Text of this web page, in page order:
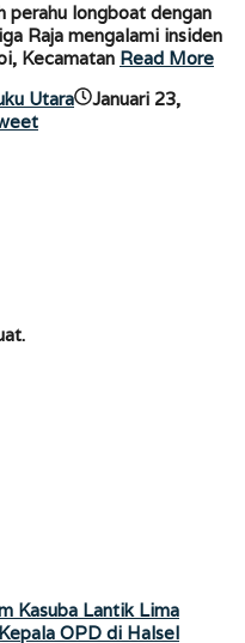
perahu longboat dengan
Raja mengalami insiden
Kecamatan Read More
Utara
Januari 23,
Kasuba Lantik Lima
OPD di Halsel